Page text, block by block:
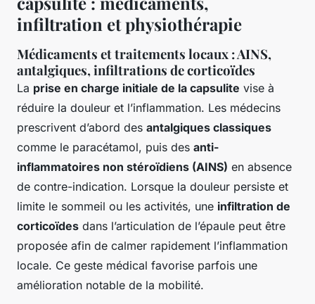
infiltration et physiothérapie
Médicaments et traitements locaux : AINS,
antalgiques, infiltrations de corticoïdes
La prise en charge initiale de la capsulite vise à
réduire la douleur et l’inflammation. Les médecins
prescrivent d’abord des antalgiques classiques
comme le paracétamol, puis des anti-
inflammatoires non stéroïdiens (AINS) en absence
de contre-indication. Lorsque la douleur persiste et
limite le sommeil ou les activités, une infiltration de
corticoïdes dans l’articulation de l’épaule peut être
proposée afin de calmer rapidement l’inflammation
locale. Ce geste médical favorise parfois une
amélioration notable de la mobilité.